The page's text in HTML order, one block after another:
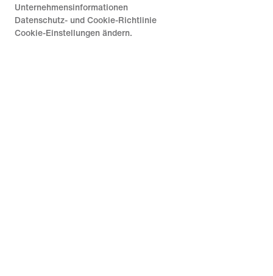
Unternehmensinformationen
Datenschutz- und Cookie-Richtlinie
Cookie-Einstellungen ändern.